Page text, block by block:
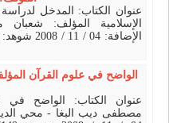
عنوان الكتاب: المدخل لدراسة
الإسلامية المؤلف:
الواضح في علوم القرآن
عنوان الكتاب: الواضح في
مصطفى ديب البغا - محي